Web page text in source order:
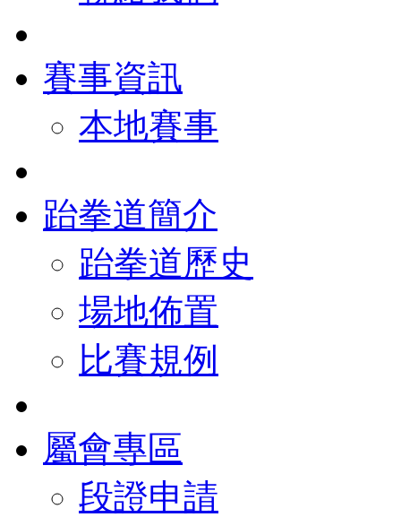
賽事資訊
本地賽事
跆拳道簡介
跆拳道歷史
場地佈置
比賽規例
屬會專區
段證申請